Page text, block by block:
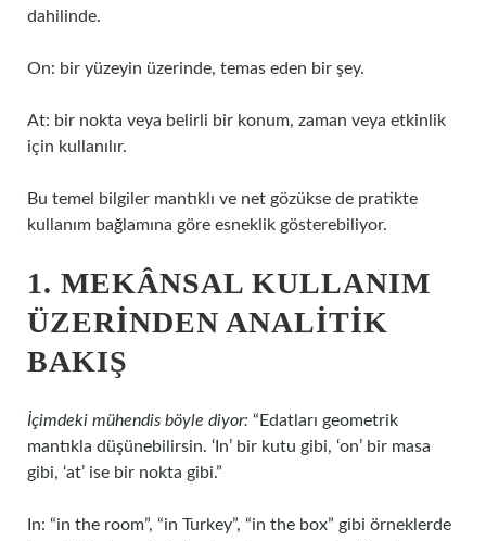
dahilinde.
On: bir yüzeyin üzerinde, temas eden bir şey.
At: bir nokta veya belirli bir konum, zaman veya etkinlik
için kullanılır.
Bu temel bilgiler mantıklı ve net gözükse de pratikte
kullanım bağlamına göre esneklik gösterebiliyor.
1. MEKÂNSAL KULLANIM
ÜZERINDEN ANALITIK
BAKIŞ
İçimdeki mühendis böyle diyor: “Edatları geometrik
mantıkla düşünebilirsin. ‘In’ bir kutu gibi, ‘on’ bir masa
gibi, ‘at’ ise bir nokta gibi.”
In: “in the room”, “in Turkey”, “in the box” gibi örneklerde